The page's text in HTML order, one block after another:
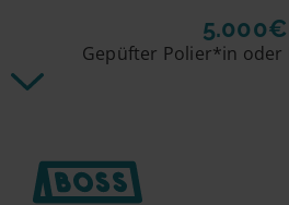
5.000€
Gepüfter Polier*in